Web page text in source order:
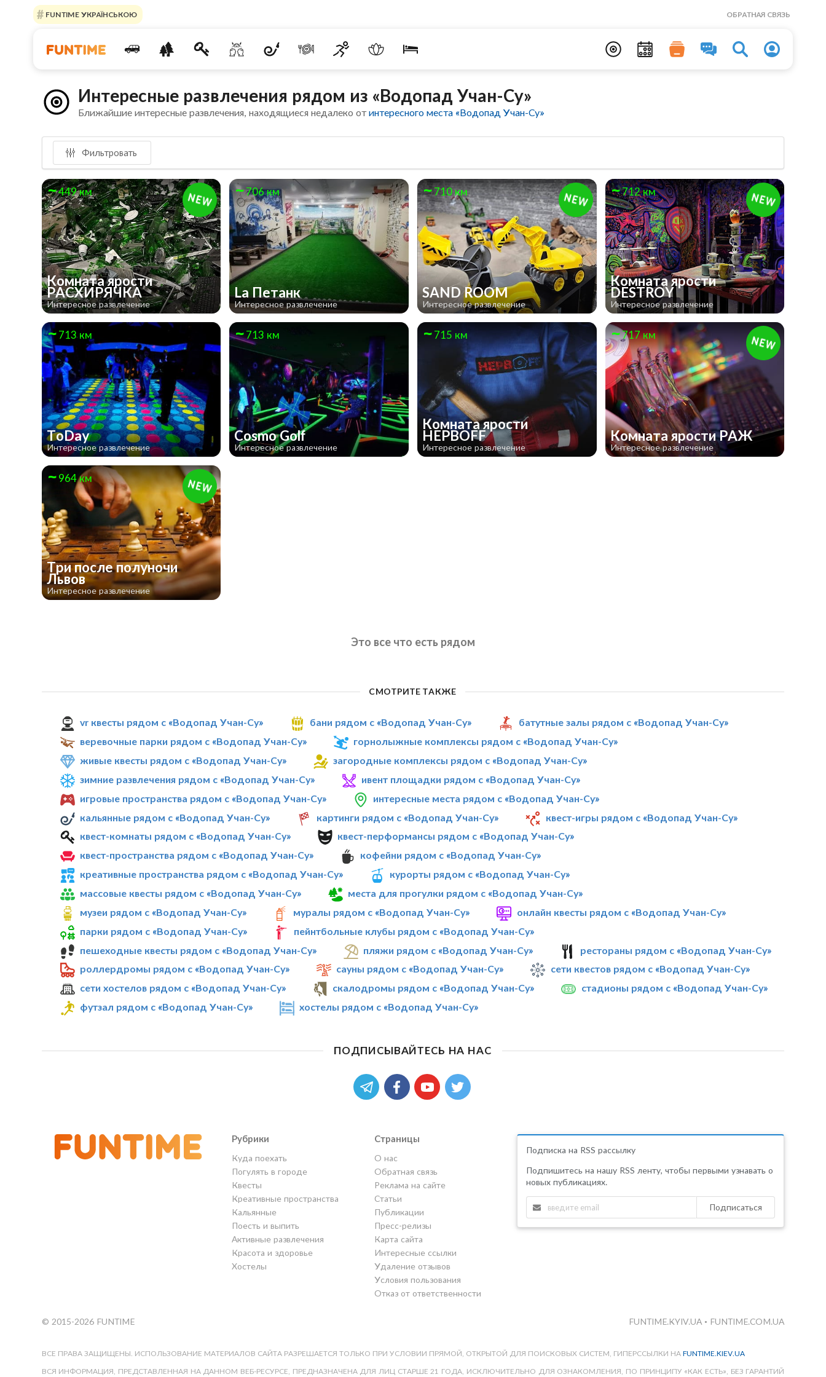
FUNTIME УКРАЇНСЬКОЮ ОБРАТНАЯ СВЯЗЬ
Интересные развлечения рядом из «Водопад Учан-Су»
Ближайшие интересные развлечения, находящиеся недалеко отинтересного места «Водопад Учан-Су»
Фильтровать
449 км
Комната ярости
РАСХИРЯЧКА
Интересное развлечение
706 км
La Петанк
Интересное развлечение
710 км
SAND ROOM
Интересное развлечение
712 км
Комната ярости
DESTROY
Интересное развлечение
713 км
ToDay
Интересное развлечение
713 км
Cosmo Golf
Интересное развлечение
715 км
Комната ярости
НЕРВOFF
Интересное развлечение
717 км
Комната ярости РАЖ
Интересное развлечение
964 км
Три после полуночи
Львов
Интересное развлечение
Это все что есть рядом
СМОТРИТЕ ТАКЖЕ
vr квесты рядом с «Водопад Учан-Су» бани рядом с «Водопад Учан-Су»
батутные залы рядом с «Водопад Учан-Су»
веревочные парки рядом с «Водопад Учан-Су»
горнолыжные комплексы рядом с «Водопад Учан-Су»
живые квесты рядом с «Водопад Учан-Су»
загородные комплексы рядом с «Водопад Учан-Су»
зимние развлечения рядом с «Водопад Учан-Су»
ивент площадки рядом с «Водопад Учан-Су»
игровые пространства рядом с «Водопад Учан-Су»
интересные места рядом с «Водопад Учан-Су»
кальянные рядом с «Водопад Учан-Су»
картинги рядом с «Водопад Учан-Су»
квест-игры рядом с «Водопад Учан-Су»
квест-комнаты рядом с «Водопад Учан-Су»
квест-перформансы рядом с «Водопад Учан-Су»
квест-пространства рядом с «Водопад Учан-Су»
кофейни рядом с «Водопад Учан-Су»
креативные пространства рядом с «Водопад Учан-Су»
курорты рядом с «Водопад Учан-Су»
массовые квесты рядом с «Водопад Учан-Су»
места для прогулки рядом с «Водопад Учан-Су»
музеи рядом с «Водопад Учан-Су»
муралы рядом с «Водопад Учан-Су»
онлайн квесты рядом с «Водопад Учан-Су»
парки рядом с «Водопад Учан-Су»
пейнтбольные клубы рядом с «Водопад Учан-Су»
пешеходные квесты рядом с «Водопад Учан-Су»
пляжи рядом с «Водопад Учан-Су»
рестораны рядом с «Водопад Учан-Су»
роллердромы рядом с «Водопад Учан-Су»
сауны рядом с «Водопад Учан-Су»
сети квестов рядом с «Водопад Учан-Су»
сети хостелов рядом с «Водопад Учан-Су»
скалодромы рядом с «Водопад Учан-Су»
стадионы рядом с «Водопад Учан-Су»
футзал рядом с «Водопад Учан-Су»
хостелы рядом с «Водопад Учан-Су»
ПОДПИСЫВАЙТЕСЬ НА НАС
Рубрики
Куда поехать
Погулять в городе
Квесты
Креативные пространства
Кальянные
Поесть и выпить
Активные развлечения
Красота и здоровье
Хостелы
Страницы
О нас
Обратная связь
Реклама на сайте
Статьи
Публикации
Пресс-релизы
Карта сайта
Интересные ссылки
Удаление отзывов
Условия пользования
Отказ от ответственности
Подписка на RSS рассылку
Подпишитесь на нашу RSS ленту, чтобы первыми узнавать о
новых публикациях.
Подписаться
© 2015-2026 FUNTIME FUNTIME.KYIV.UA • FUNTIME.COM.UA
ВСЕ ПРАВА ЗАЩИЩЕНЫ. ИСПОЛЬЗОВАНИЕ МАТЕРИАЛОВ САЙТА РАЗРЕШАЕТСЯ ТОЛЬКО ПРИ УСЛОВИИ ПРЯМОЙ, ОТКРЫТОЙ ДЛЯ ПОИСКОВЫХ СИСТЕМ, ГИПЕРССЫЛКИ НА FUNTIME.KIEV.UA
ВСЯ ИНФОРМАЦИЯ, ПРЕДСТАВЛЕННАЯ НА ДАННОМ ВЕБ-РЕСУРСЕ, ПРЕДНАЗНАЧЕНА ДЛЯ ЛИЦ СТАРШЕ 21 ГОДА, ИСКЛЮЧИТЕЛЬНО ДЛЯ ОЗНАКОМЛЕНИЯ, ПО ПРИНЦИПУ «КАК ЕСТЬ», БЕЗ ГАРАНТИЙ